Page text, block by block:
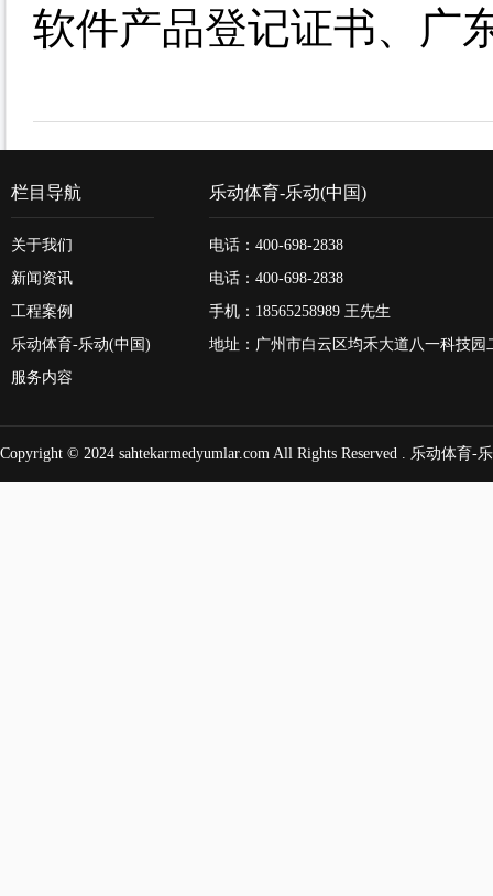
软件产品登记证书、广
栏目导航
关于我们
新闻资讯
工程案例
乐动体育-乐动(中国)
服务内容
乐动体育-乐动(中国)
电话：400-698-2838
电话：400-698-2838
手机：18565258989 王先生
地址：广州市白云区均禾大道八一科技园
Copyright © 2024 sahtekarmedyumlar.com All Rights Reserved . 乐动体育-